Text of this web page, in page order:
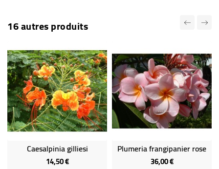
16 autres produits
Caesalpinia gilliesi
14,50 €Prix
Plumeria frangipanier rose
36,00 €Prix